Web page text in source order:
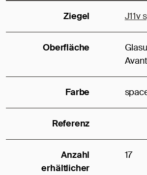
Ziegel J11v
Oberfläche
Farbe
Referenz
Anzahl
erhältlicher
17